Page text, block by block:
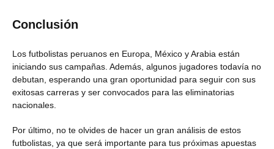
Conclusión
Los futbolistas peruanos en Europa, México y Arabia están
iniciando sus campañas. Además, algunos jugadores todavía no
debutan, esperando una gran oportunidad para seguir con sus
exitosas carreras y ser convocados para las eliminatorias
nacionales.
Por último, no te olvides de hacer un gran análisis de estos
futbolistas, ya que será importante para tus próximas apuestas